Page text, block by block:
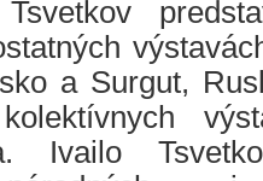
a Surgut,
Ivailo